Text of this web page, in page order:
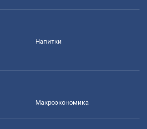
Напитки
Mакроэкономика